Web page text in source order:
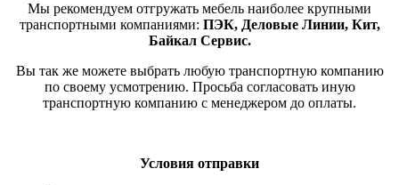
Мы рекомендуем отгружать мебель наиболее крупными
транспортными компаниями: ПЭК, Деловые Линии, Кит,
Байкал Сервис.
Вы так же можете выбрать любую транспортную компанию
по своему усмотрению. Просьба согласовать иную
транспортную компанию с менеджером до оплаты.
Условия отправки